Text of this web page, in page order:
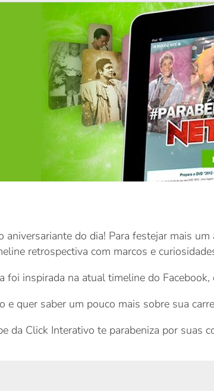
aniversariante do dia! Para festejar mais
retrospectiva com marcos e
foi inspirada na atual timeline do
e quer saber um pouco mais sobre sua
da Click Interativo te parabeniza por suas